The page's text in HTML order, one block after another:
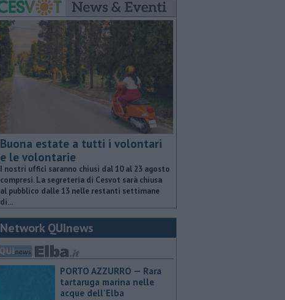
Buona estate a tutti i volontari
e le volontarie
I nostri uffici saranno chiusi dal 10 al 23 agosto
compresi. La segreteria di Cesvot sarà chiusa
al pubblico dalle 13 nelle restanti settimane
di...
Network QUInews
PORTO AZZURRO — Rara
tartaruga marina nelle
acque dell'Elba